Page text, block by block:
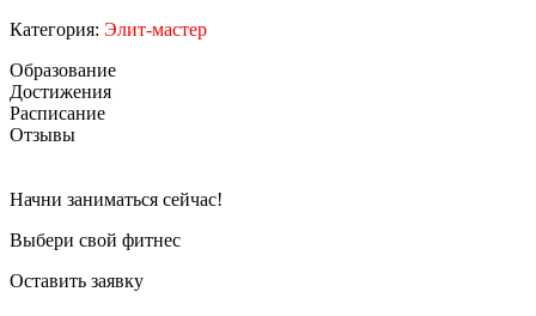
Категория: Элит-мастер
Образование
Достижения
Расписание
Отзывы
Начни заниматься сейчас!
Выбери свой фитнес
Оставить заявку